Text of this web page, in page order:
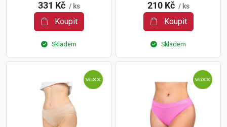
331 Kč / ks
Koupit
Skladem
210 Kč / ks
Koupit
Skladem